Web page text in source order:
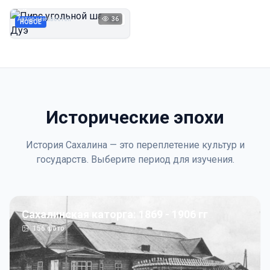
НОВОЕ 1923
Автор неизвестен 36
Исторические эпохи
История Сахалина — это переплетение культур и
государств. Выберите период для изучения.
Сахалинская каторга: 1869 - 1906 гг
156фото